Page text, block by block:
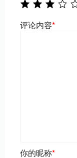
评论内容*
你的昵称*